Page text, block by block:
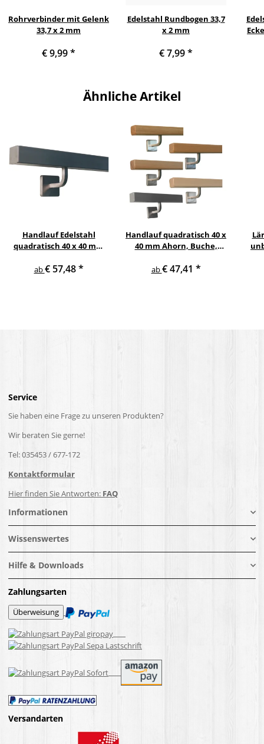
Rohrverbinder mit Gelenk
33,7 x 2 mm
€ 9,99*
Edelstahl Rundbogen 33,7
x 2 mm
€ 7,99*
Ähnliche Artikel
Handlauf Edelstahl
quadratisch 40 x 40 mm
Edelstahlhalter
ab€ 57,48*
Handlauf quadratisch 40 x
40 mm Ahorn, Buche,
V2A mit gewinkelten
ab€ 47,41 *
Service
Sie haben eine Frage zu unseren Produkten?
Wir beraten Sie gerne!
Tel: 035453 / 677-172
Kontaktformular
Hier finden Sie Antworten: FAQ
Informationen
Wissenswertes
Hilfe & Downloads
Zahlungsarten
Versandarten